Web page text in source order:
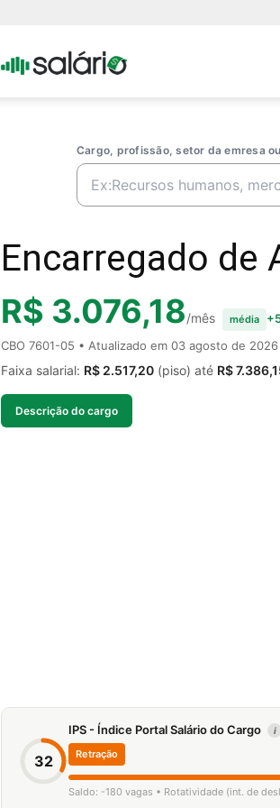
Portal
Cargo, profissão, setor da emresa
Encarregado de
R$ 3.076,18/mês média
CBO 7601-05 • Atualizado em 03 agosto de 2026
Faixa salarial: R$ 2.517,20 (piso) até R$
Descrição do cargo
32
IPS - Índice Portal Salário do Cargo i
Retração
Saldo: -180 vagas • Rotatividade (int. de